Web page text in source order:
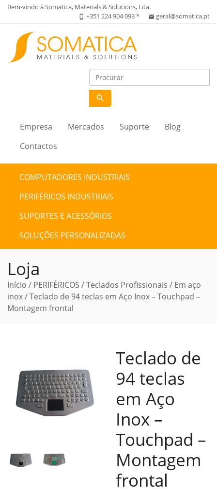
Bem-vindo à Somatica, Materials & Solutions, Lda.
phone_iphone +351 224 904 093 * email geral@somatica.pt
search
Empresa Mercados Suporte
Blog
Contactos
COMPUTADORES INDUSTRIAIS
PERIFÉRICOS INDUSTRIAIS
SUPORTES E ACESSÓRIOS
SOLUÇÕES PERSONALIZADAS
Loja
Início / PERIFÉRICOS /Teclados Profissionais / Em aço
inox/ Teclado de 94 teclas em Aço Inox – Touchpad –
Montagem frontal
Teclado de
94 teclas
em Aço
Inox –
Touchpad –
Montagem
frontal